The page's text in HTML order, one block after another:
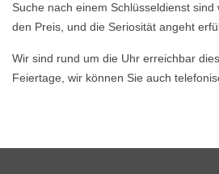
Suche nach einem Schlüsseldienst
den Preis, und die Seriosität angeht
Wir sind rund um die Uhr erreichbar
Feiertage, wir können Sie auch